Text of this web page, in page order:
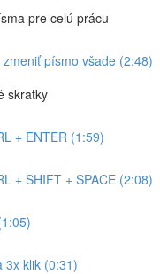
pre celú prácu
zmeniť písmo všade (2:48)
skratky
+ ENTER (1:59)
+ SHIFT + SPACE (2:08)
3x klik (0:31)